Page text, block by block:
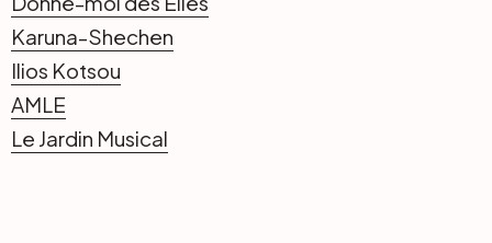
Karuna-Shechen
Ilios Kotsou
AMLE
Le Jardin Musical